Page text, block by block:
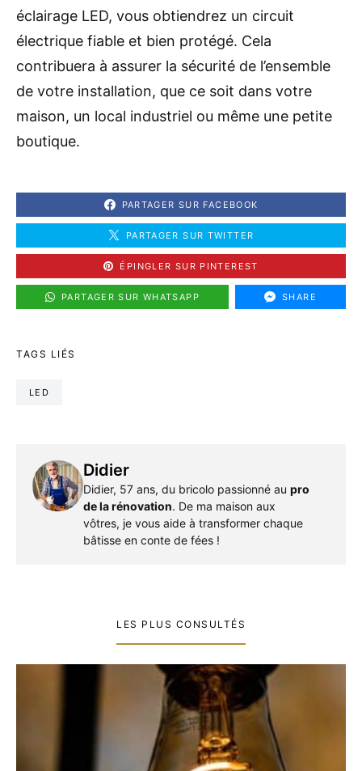
éclairage LED, vous obtiendrez un circuit
électrique fiable et bien protégé. Cela
contribuera à assurer la sécurité de l’ensemble
de votre installation, que ce soit dans votre
maison, un local industriel ou même une petite
boutique.
PARTAGER SUR FACEBOOK
PARTAGER SUR TWITTER
ÉPINGLER SUR PINTEREST
PARTAGER SUR WHATSAPP SHARE
TAGS LIÉS
LED
Didier
Didier, 57 ans, du bricolo passionné au pro
de la rénovation. De ma maison aux
vôtres, je vous aide à transformer chaque
bâtisse en conte de fées !
LES PLUS CONSULTÉS